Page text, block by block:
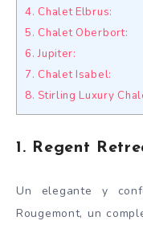
4. Chalet Elbrus:
5. Chalet Oberbort:
6. Jupiter:
7. Chalet Isabel:
8. Stirling Luxury
1. Regent
Un elegante y
Rougemont, un